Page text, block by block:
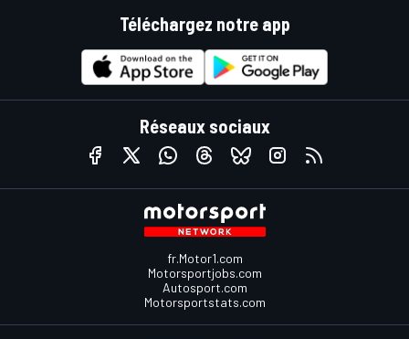
Téléchargez notre app
Réseaux sociaux
fr.Motor1.com
Motorsportjobs.com
Autosport.com
Motorsportstats.com